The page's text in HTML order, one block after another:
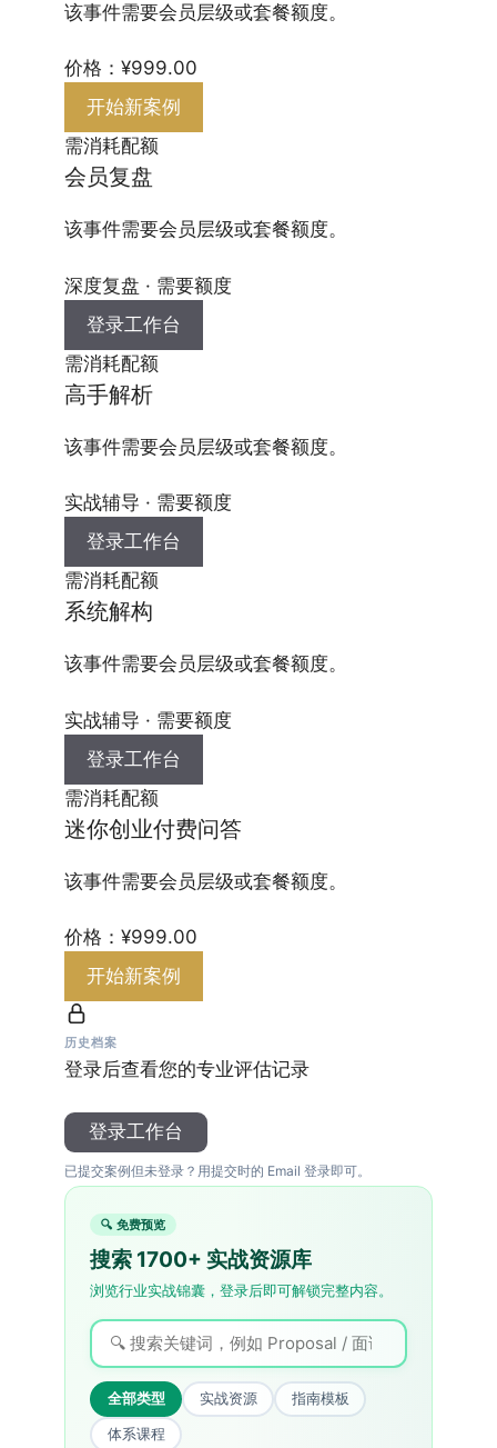
该事件需要会员层级或套餐额度。
价格：¥999.00
开始新案例
需消耗配额
会员复盘
该事件需要会员层级或套餐额度。
深度复盘 · 需要额度
登录工作台
需消耗配额
高手解析
该事件需要会员层级或套餐额度。
实战辅导 · 需要额度
登录工作台
需消耗配额
系统解构
该事件需要会员层级或套餐额度。
实战辅导 · 需要额度
登录工作台
需消耗配额
迷你创业付费问答
该事件需要会员层级或套餐额度。
价格：¥999.00
开始新案例
历史档案
登录后查看您的专业评估记录
登录工作台
已提交案例但未登录？用提交时的 Email 登录即可。
🔍 免费预览
搜索 1700+ 实战资源库
浏览行业实战锦囊，登录后即可解锁完整内容。
全部类型 实战资源
指南模板
体系课程